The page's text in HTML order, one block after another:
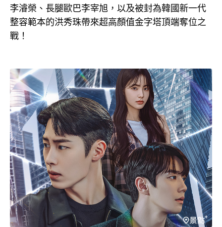
李濬榮、長腿歐巴李宰旭，以及被封為韓國新一代
整容範本的洪秀珠帶來超高顏值金字塔頂端奪位之
戰！